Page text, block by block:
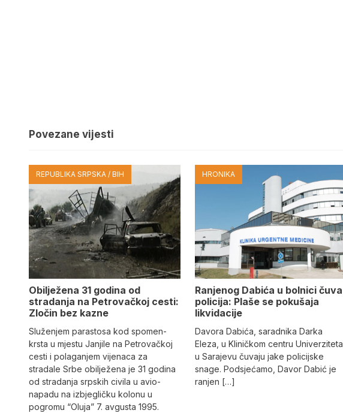
Povezane vijesti
REPUBLIKA SRPSKA / BIH
Obilježena 31 godina od
stradanja na Petrovačkoj cesti:
Zločin bez kazne
Služenjem parastosa kod spomen-
krsta u mjestu Janjile na Petrovačkoj
cesti i polaganjem vijenaca za
stradale Srbe obilježena je 31 godina
od stradanja srpskih civila u avio-
napadu na izbjegličku kolonu u
pogromu “Oluja” 7. avgusta 1995.
HRONIKA
Ranjenog Dabića u bolnici čuva
policija: Plaše se pokušaja
likvidacije
Davora Dabića, saradnika Darka
Eleza, u Kliničkom centru Univerziteta
u Sarajevu čuvaju jake policijske
snage. Podsjećamo, Davor Dabić je
ranjen […]